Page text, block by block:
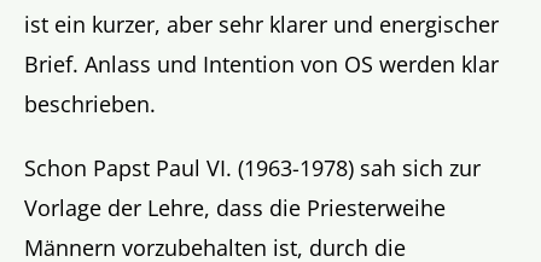
ist ein kurzer, aber sehr klarer und energischer
Brief. Anlass und Intention von OS werden klar
beschrieben.
Schon Papst Paul VI. (1963-1978) sah sich zur
Vorlage der Lehre, dass die Priesterweihe
Männern vorzubehalten ist, durch die